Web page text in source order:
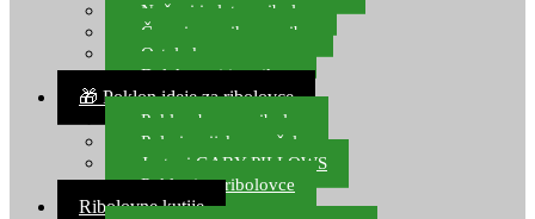
Noževi i alat za ribolov
Čamci za prihranu ribe
Ostala kamp oprema
Dalekozori i optika
🎁 Poklon ideje za ribolovce
Poklon bon za ribolov
Polarizacijske naočale
Jastuci GABY PILLOWS
Pokloni za ribolovce
Ribolovne kutije